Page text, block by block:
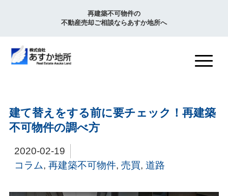
再建築不可物件の
不動産売却ご相談ならあすか地所へ
建て替えをする前に要チェック！再建築
不可物件の調べ方
2020-02-19
コラム, 再建築不可物件, 売買, 道路